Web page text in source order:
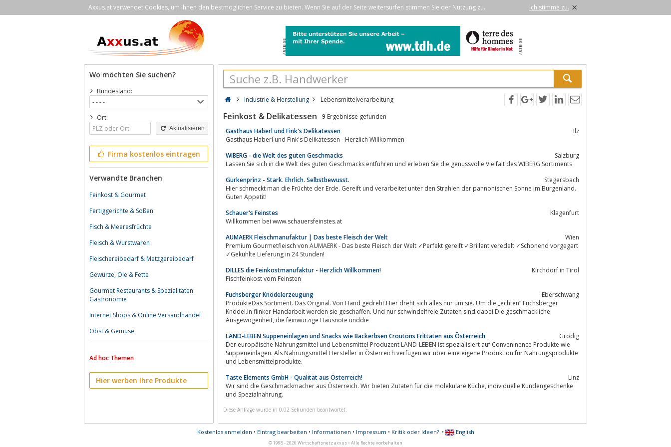
Axxus.at verwendet Cookies, um Ihnen den bestmöglichen Service zu bieten. Wenn Sie auf der Seite weitersurfen stimmen Sie der Nutzung zu. Ich stimme zu. ×
Wo möchten Sie suchen?
Bundesland:
Ort:
Aktualisieren
Firma kostenlos eintragen
Verwandte Branchen
Feinkost & Gourmet
Fertiggerichte & Soßen
Fisch & Meeresfrüchte
Fleisch & Wurstwaren
Fleischereibedarf & Metzgereibedarf
Gewürze, Öle & Fette
Gourmet Restaurants & Spezialitäten
Gastronomie
Internet Shops & Online Versandhandel
Obst & Gemüse
Ad hoc Themen
Hier werben Ihre Produkte
Industrie & Herstellung Lebensmittelverarbeitung
Feinkost & Delikatessen 9 Ergebnisse gefunden
Gasthaus Haberl und Fink's Delikatessen
Ilz
Gasthaus Haberl und Fink's Delikatessen - Herzlich Willkommen
WIBERG - die Welt des guten Geschmacks
Salzburg
Lassen Sie sich in die Welt des guten Geschmacks entführen und erleben Sie die genussvolle Vielfalt des WIBERG Sortiments
Gurkenprinz - Stark. Ehrlich. Selbstbewusst.
Stegersbach
Hier schmeckt man die Früchte der Erde. Gereift und verarbeitet unter den Strahlen der pannonischen Sonne im Burgenland.
Guten Appetit!
Schauer's Feinstes
Klagenfurt
Willkommen bei www.schauersfeinstes.at
AUMAERK Fleischmanufaktur | Das beste Fleisch der Welt
Wien
Premium Gourmetfleisch von AUMAERK - Das beste Fleisch der Welt ✓Perfekt gereift ✓Brillant veredelt ✓Schonend vorgegart
✓Gekühlte Lieferung in 24 Stunden!
DILLES die Feinkostmanufaktur - Herzlich Willkommen!
Kirchdorf in Tirol
Fischfeinkost vom Feinsten
Fuchsberger Knödelerzeugung
Eberschwang
ProdukteDas Sortiment. Das Original. Von Hand gedreht.Hier dreht sich alles nur um sie. Um die „echten“ Fuchsberger
Knödel.In flinker Handarbeit werden sie geschaffen. Und nur schwindelfreie Zutaten sind dabei.Die geschmackliche
Ausgewogenheit, die feinwürzige Hausnote unddie
LAND-LEBEN Suppeneinlagen und Snacks wie Backerbsen Croutons Frittaten aus Österreich
Grödig
Der europäische Nahrungsmittel und Lebensmittel Produzent LAND-LEBEN ist spezialisiert auf Conveninence Produkte wie
Suppeneinlagen. Als Nahrungsmittel Hersteller in Österreich verfügen wir über eine eigene Produktion für Nahrungsprodukte
und Lebensmittelprodukte.
Taste Elements GmbH - Qualität aus Österreich!
Linz
Wir sind die Geschmackmacher aus Österreich. Wir bieten Zutaten für die molekulare Küche, individuelle Kundengeschenke
und Spezialnahrung.
Diese Anfrage wurde in 0,02 Sekunden beantwortet.
Kostenlos anmelden • Eintrag bearbeiten • Informationen • Impressum • Kritik oder Ideen?• English
© 1998 - 2026 Wirtschaftsnetz axxus • Alle Rechte vorbehalten